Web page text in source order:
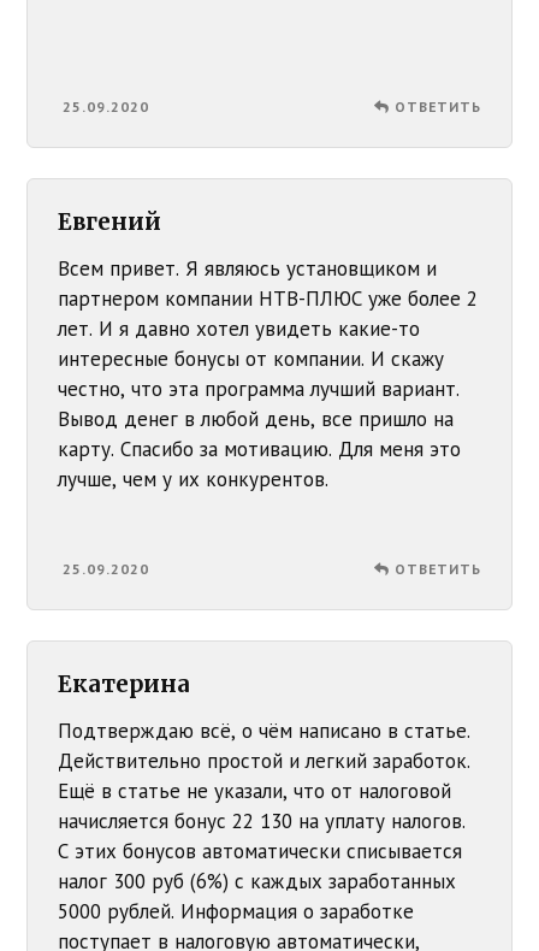
25.09.2020 ОТВЕТИТЬ
Евгений
Всем привет. Я являюсь установщиком и
партнером компании НТВ-ПЛЮС уже более 2
лет. И я давно хотел увидеть какие-то
интересные бонусы от компании. И скажу
честно, что эта программа лучший вариант.
Вывод денег в любой день, все пришло на
карту. Спасибо за мотивацию. Для меня это
лучше, чем у их конкурентов.
25.09.2020 ОТВЕТИТЬ
Екатерина
Подтверждаю всё, о чём написано в статье.
Действительно простой и легкий заработок.
Ещё в статье не указали, что от налоговой
начисляется бонус 22 130 на уплату налогов.
С этих бонусов автоматически списывается
налог 300 руб (6%) с каждых заработанных
5000 рублей. Информация о заработке
поступает в налоговую автоматически,